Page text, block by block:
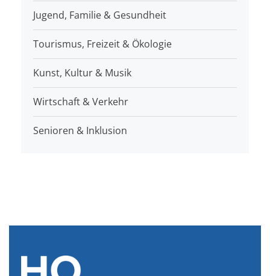
Jugend, Familie & Gesundheit
Tourismus, Freizeit & Ökologie
Kunst, Kultur & Musik
Wirtschaft & Verkehr
Senioren & Inklusion